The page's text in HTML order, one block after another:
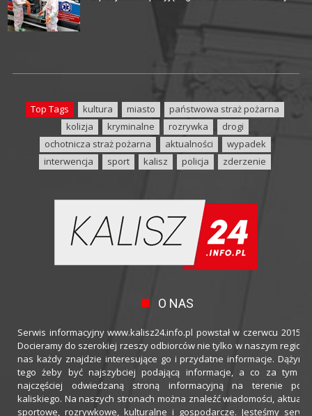
Top Tags kultura miasto
państwowa straż pożarna
kolizja
kryminalne rozrywka
drogi
ochotnicza straż pożarna
aktualności
wypadek
interwencja
sport kalisz policja zderzenie
O NAS
Serwis informacyjny www.kalisz24.info.pl powstał w czerwcu 2015
Docieramy do szerokiej rzeszy odbiorców nie tylko w naszym
nas każdy znajdzie interesujące go i przydatne informacje.
tego żeby być najszybciej podającą informacje, a co za tym
najczęściej odwiedzaną stroną informacyjną na terenie
kaliskiego. Na naszych stronach można znaleźć wiadomości,
sportowe, rozrywkowe, kulturalne i gospodarcze. Jesteśmy